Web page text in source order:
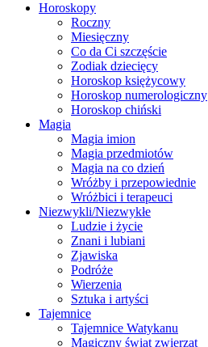
Horoskopy
Roczny
Miesięczny
Co da Ci szczęście
Zodiak dziecięcy
Horoskop księżycowy
Horoskop numerologiczny
Horoskop chiński
Magia
Magia imion
Magia przedmiotów
Magia na co dzień
Wróżby i przepowiednie
Wróżbici i terapeuci
Niezwykli/Niezwykłe
Ludzie i życie
Znani i lubiani
Zjawiska
Podróże
Wierzenia
Sztuka i artyści
Tajemnice
Tajemnice Watykanu
Magiczny świat zwierząt